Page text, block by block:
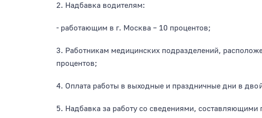
2. Надбавка водителям:
- работающим в г. Москва – 10 процентов;
3. Работникам медицинских подразделений,
процентов;
4. Оплата работы в выходные и праздничные дни в
5. Надбавка за работу со сведениями, составляющими